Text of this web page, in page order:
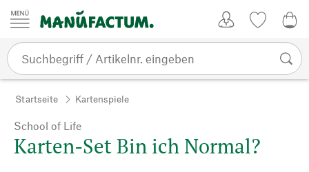
Zum Inhalt springen
Startseite Kartenspiele
School of Life
Karten-Set Bin ich Normal?